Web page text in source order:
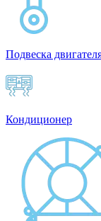
Подвеска
Кондиционер